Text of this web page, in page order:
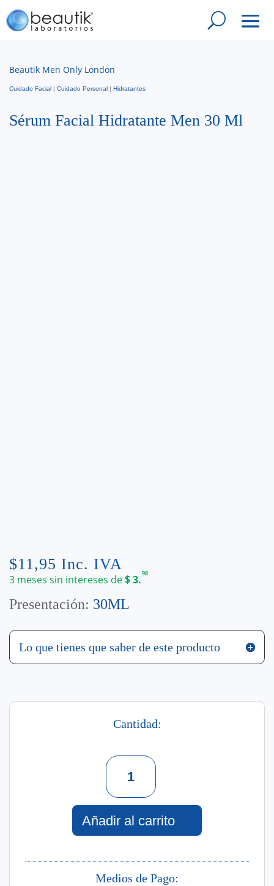
Beautik Men Only London
Cuidado Facial | Cuidado Personal | Hidratantes
Sérum Facial Hidratante Men 30 Ml
$11,95 Inc. IVA
3 meses sin intereses de$3.98
Presentación: 30ML
Lo que tienes que saber de este producto
Cantidad:
Sérum
Facial
Hidratante
Men
30
Añadir al carrito
Medios de Pago: